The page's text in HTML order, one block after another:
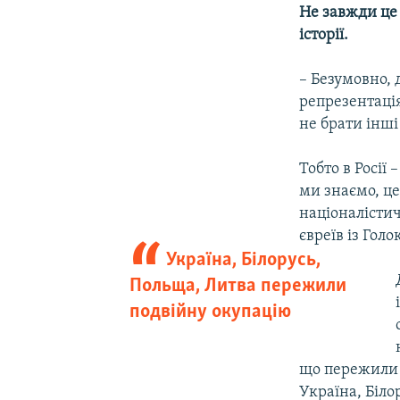
Не завжди це
історії.
– Безумовно,
не брати
Тобто в
ми знаємо,
євреїв із
Україна, Білорусь,
Польща, Литва пережили
подвійну окупацію
що пережили
Україна,